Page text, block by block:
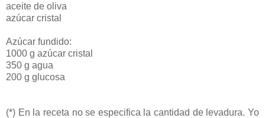
aceite de oliva
azúcar cristal
Azúcar fundido:
1000 g azúcar cristal
350 g agua
200 g glucosa
(*) En la receta no se especifica la cantidad de levadura. Yo